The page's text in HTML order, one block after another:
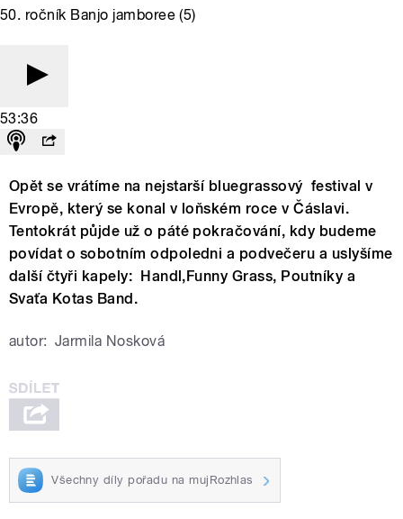
50. ročník Banjo jamboree (5)
53:36
Opět se vrátíme na nejstarší bluegrassový festival v
Evropě, který se konal v loňském roce v Čáslavi.
Tentokrát půjde už o páté pokračování, kdy budeme
povídat o sobotním odpoledni a podvečeru a uslyšíme
další čtyři kapely: Handl,Funny Grass, Poutníky a
Svaťa Kotas Band.
autor: Jarmila Nosková
Všechny díly pořadu na mujRozhlas